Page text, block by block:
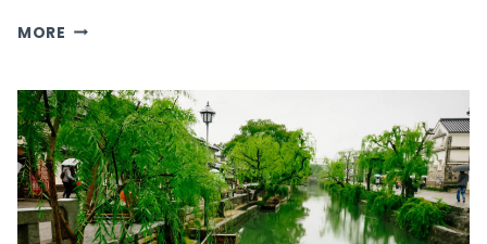
MORE JAPÁN
285
KM/H-
VAL
A
SHINKANSEN
SZUPEREXPRESSZ
FEDÉLZETÉN